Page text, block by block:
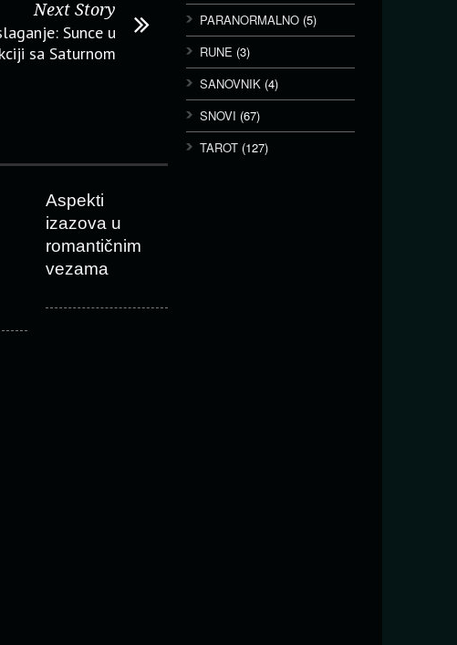
Next Story
Sunce u
sa Saturnom
Aspekti
izazova u
romantičnim
vezama
PARANORMALNO (5)
RUNE (3)
SANOVNIK (4)
SNOVI (67)
TAROT (127)